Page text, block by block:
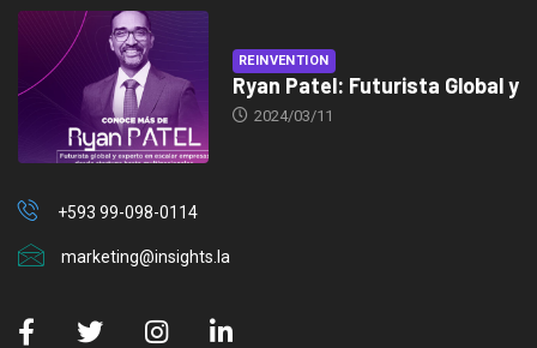
REINVENTION
Ryan Patel: Futurista Global y
2024/03/11
+593 99-098-0114
marketing@insights.la